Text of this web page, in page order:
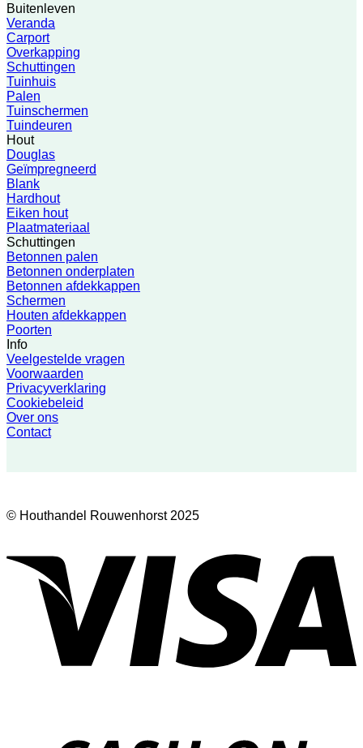
Buitenleven
Veranda
Carport
Overkapping
Schuttingen
Tuinhuis
Palen
Tuinschermen
Tuindeuren
Hout
Douglas
Geïmpregneerd
Blank
Hardhout
Eiken hout
Plaatmateriaal
Schuttingen
Betonnen palen
Betonnen onderplaten
Betonnen afdekkappen
Schermen
Houten afdekkappen
Poorten
Info
Veelgestelde vragen
Voorwaarden
Privacyverklaring
Cookiebeleid
Over ons
Contact
© Houthandel Rouwenhorst 2025